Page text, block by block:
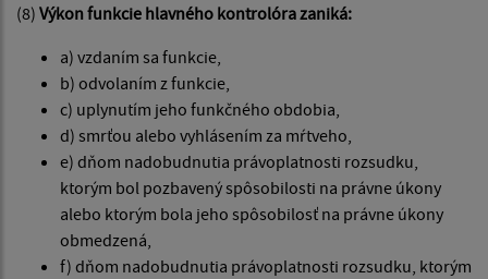
(8) Výkon funkcie hlavného kontrolóra zaniká:
a) vzdaním sa funkcie,
b) odvolaním z funkcie,
c) uplynutím jeho funkčného obdobia,
d) smrťou alebo vyhlásením za mŕtveho,
e) dňom nadobudnutia právoplatnosti rozsudku,
ktorým bol pozbavený spôsobilosti na právne úkony
alebo ktorým bola jeho spôsobilosť na právne úkony
obmedzená,
f) dňom nadobudnutia právoplatnosti rozsudku, ktorým